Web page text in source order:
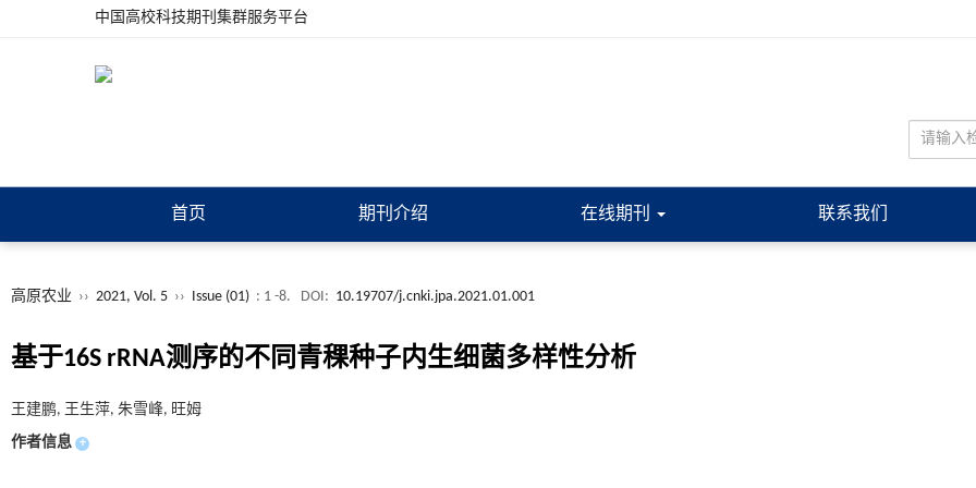
中国高校科技期刊集群服务平台
首页 期刊介绍 在线期刊 联系我们
高原农业 ›› 2021, Vol. 5 ›› Issue (01) : 1 -8. DOI: 10.19707/j.cnki.jpa.2021.01.001
基于16S rRNA测序的不同青稞种子内生细菌多样性分析
王建鹏, 王生萍, 朱雪峰, 旺姆
作者信息 +